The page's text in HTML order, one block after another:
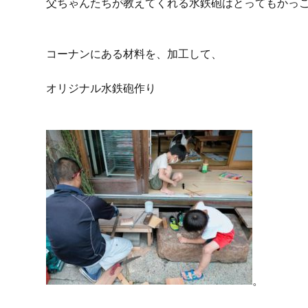
父ちゃんたちが教えてくれる水鉄砲はとってもかっ
コーナンにある材料を、加工して、
オリジナル水鉄砲作り
。